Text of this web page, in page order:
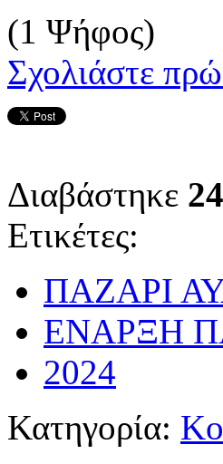
(1 Ψήφος)
Σχολιάστε
Διαβάστηκε
Ετικέτες:
ΠΑΖΑΡΙ
ΕΝΑΡΞΗ
2024
Κατηγορία: